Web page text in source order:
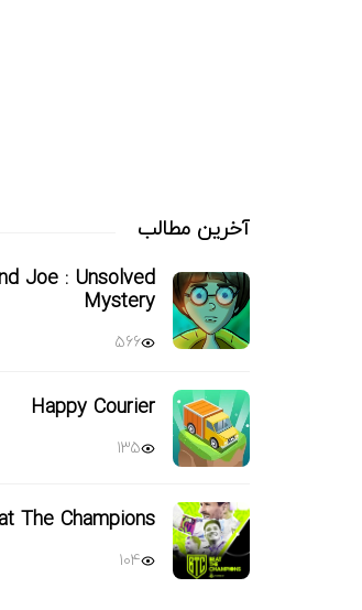
آخرین مطالب
Joe : Unsolved
Mystery
566
Happy Courier
135
The Champions
104